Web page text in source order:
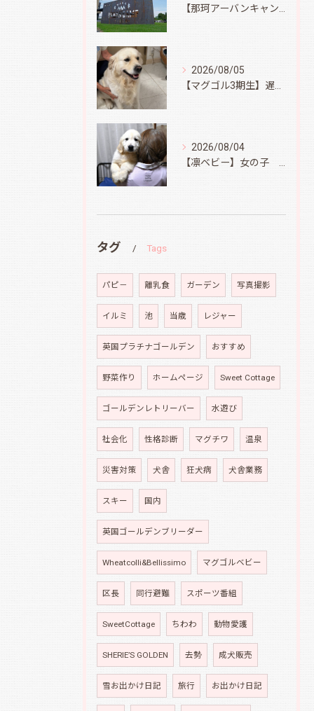
2026/08/05
2026/08/04
タグ Tags
パピ－ 離乳食 ガーデン 写真撮影
イルミ 池 当歳 レジャー
英国プラチナゴールデン おすすめ
野菜作り ホームページ Sweet Cottage
ゴールデンレトリーバー 水遊び
社会化 性格診断 マグチワ 温泉
災害対策 犬舎 狂犬病 犬舎業務
スキー 国内
英国ゴールデンブリーダー
Wheatcolli&Bellissimo マグゴルベビー
区長 同行避難 スポーツ番組
SweetCottage ちわわ 動物愛護
SHERIE’S GOLDEN 去勢 成犬販売
雪お出かけ日記 旅行 お出かけ日記